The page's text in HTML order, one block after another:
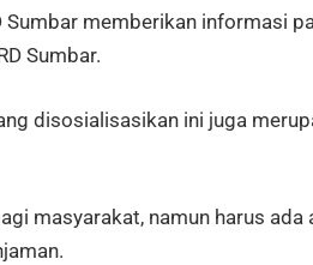
Sumbar memberikan informasi
Sumbar.
disosialisasikan ini juga
masyarakat, namun harus ada